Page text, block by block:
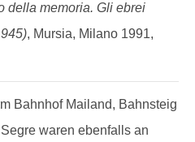
della memoria. Gli ebrei
, Mursia, Milano 1991,
Bahnhof Mailand, Bahnsteig
waren ebenfalls an